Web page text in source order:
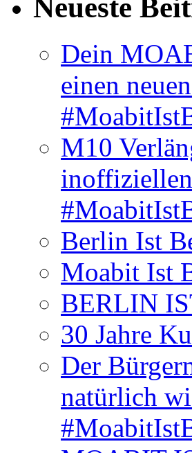
Neueste
Dein
einen
M10
Berlin Ist
Moabit Ist
BERLIN
30 Jahre
Der
natürlich